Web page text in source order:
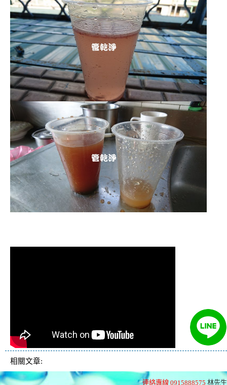
相關文章:
連絡專線 0915888575 林先生